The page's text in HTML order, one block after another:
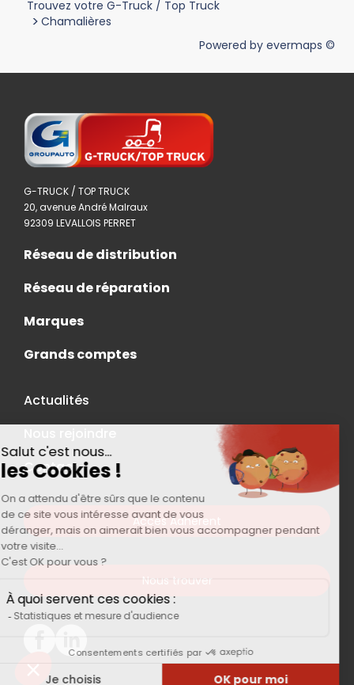
Trouvez votre G-Truck / Top Truck
> Chamalières
Powered by evermaps ©
G-TRUCK / TOP TRUCK
20, avenue André Malraux
92309 LEVALLOIS PERRET
Réseau de distribution
Réseau de réparation
Marques
Grands comptes
Actualités
Contact
Accès Adhérent
Nous trouver